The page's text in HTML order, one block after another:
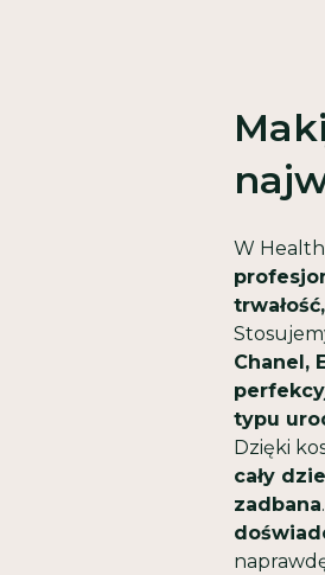
W
Chanel,
typu
Dzięki
cały
zadbana